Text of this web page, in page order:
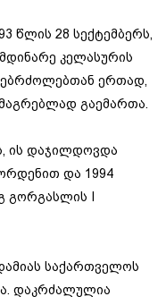
წლის 28 სექტემბერს,
კელასურის
ერთად,
გაემართა.
ის დაჯილდოვდა
და 1994
გორგასლის I
საქართველოს
დაკრძალულია